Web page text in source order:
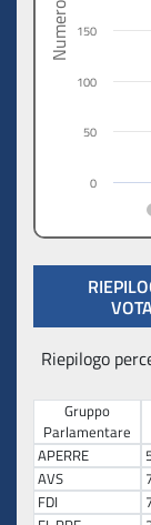
Numero
0
50
100
150
Riepilogo
Gruppo
Parlamentare
APERRE
AVS
FDI